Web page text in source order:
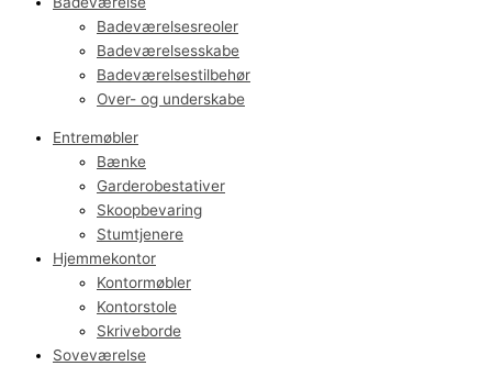
Badeværelsesreoler
Badeværelsesskabe
Badeværelsestilbehør
Over- og underskabe
Entremøbler
Bænke
Garderobestativer
Skoopbevaring
Stumtjenere
Hjemmekontor
Kontormøbler
Kontorstole
Skriveborde
Soveværelse